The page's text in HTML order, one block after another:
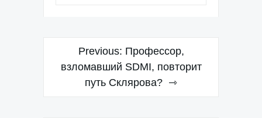
Навигация
записям
Previous: Профессор,
взломавший SDMI, повторит
путь Склярова?